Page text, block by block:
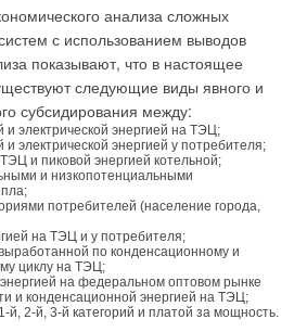
анализа сложных
с использованием выводов
показывают, что в настоящее
следующие виды явного и
субсидирования между:
и электрической энергией на ТЭЦ;
и электрической энергией у потребителя;
и пиковой энергией котельной;
и низкопотенциальными
потребителей (население города,
на ТЭЦ и у потребителя;
по конденсационному и
циклу на ТЭЦ;
на федеральном оптовом рынке
и конденсационной энергией на ТЭЦ;
й, 2-й, 3-й категорий и платой за мощность.
AutoCAD ясно, что
современный компьютер скоро
системы резко замедляется, а
проектировщика продолжать
условиях.
полностью или в
снимает программный комплекс
фазе своего развития Vitodesk
обширнейшую базу точных
продуктов: котлов, насосов,
изготовителей, так и
При этом учтены даже такие
окраска и логотипы. (В